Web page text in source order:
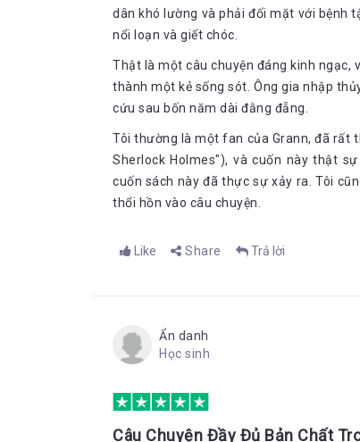
dân khó lường và phải đối mặt với bệnh
nổi loạn và giết chóc.
Thật là một câu chuyện đáng kinh ngạc,
thành một kẻ sống sót. Ông gia nhập
cứu sau bốn năm dài đằng đẵng.
Tôi thường là một fan của Grann, đã rất
Sherlock Holmes"), và cuốn này thật
cuốn sách này đã thực sự xảy ra. Tôi
thổi hồn vào câu chuyện.
Like Share Trả lời
Ẩn danh
Học sinh
Câu Chuyện Đầy Đủ Bản Chất